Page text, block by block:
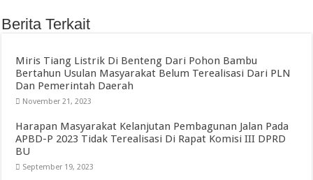
Berita Terkait
Miris Tiang Listrik Di Benteng Dari Pohon Bambu
Bertahun Usulan Masyarakat Belum Terealisasi Dari PLN
Dan Pemerintah Daerah
November 21, 2023
Harapan Masyarakat Kelanjutan Pembagunan Jalan Pada
APBD-P 2023 Tidak Terealisasi Di Rapat Komisi III DPRD
BU
September 19, 2023